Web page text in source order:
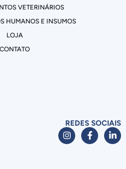
VETERINÁRIOS
HUMANOS E INSUMOS
LOJA
CONTATO
REDES SOCIAIS